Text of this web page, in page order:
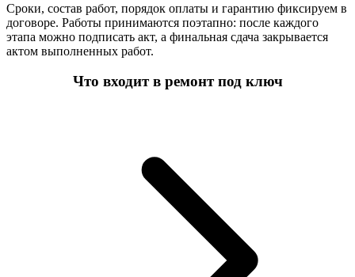
Сроки, состав работ, порядок оплаты и гарантию фиксируем в
договоре. Работы принимаются поэтапно: после каждого
этапа можно подписать акт, а финальная сдача закрывается
актом выполненных работ.
Что входит в ремонт под ключ